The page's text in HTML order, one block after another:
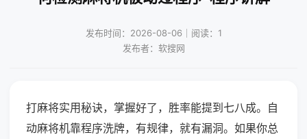
发布时间：2026-08-06｜阅读：1
发布者：软搜网
打麻将实用秘诀，掌握好了，胜率能提到七八成。自
动麻将机靠程序洗牌，有规律，就有漏洞。如果你总